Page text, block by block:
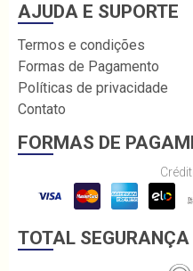
AJUDA E SUPORTE
Termos e condições
Formas de Pagamento
Políticas de privacidade
Contato
FORMAS DE
TOTAL SEGURANÇA